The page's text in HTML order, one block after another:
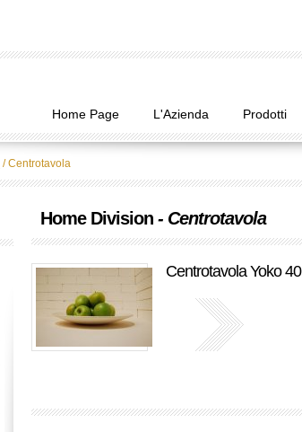
Home Page L'Azienda Prodotti
/Centrotavola
Home Division - Centrotavola
Centrotavola Yoko 40